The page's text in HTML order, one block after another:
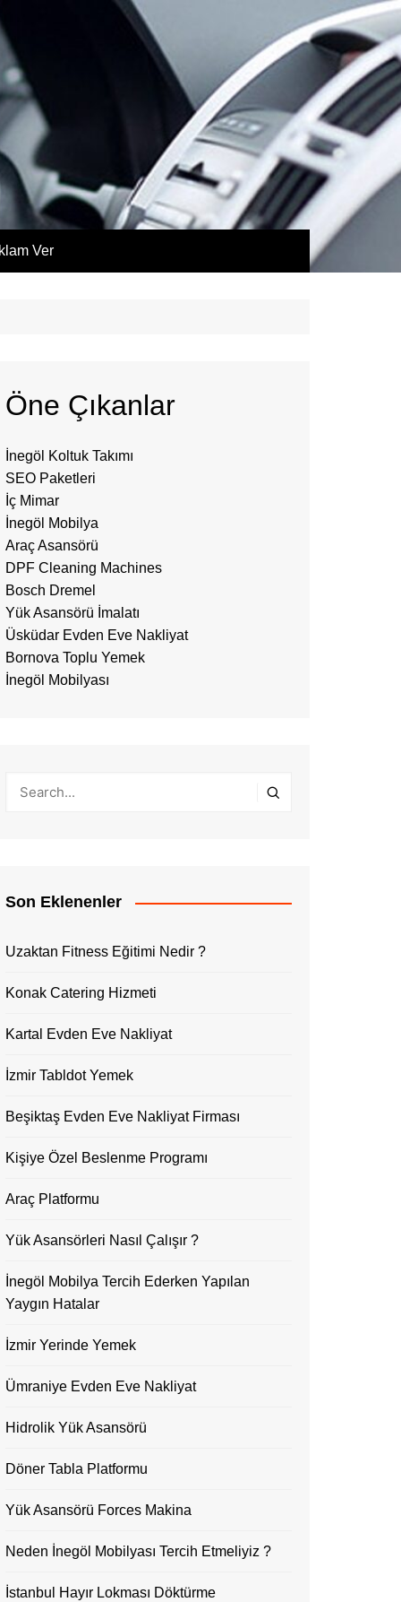
Ver
Öne Çıkanlar
İnegöl Koltuk Takımı
SEO Paketleri
İç Mimar
İnegöl Mobilya
Araç Asansörü
DPF Cleaning Machines
Bosch Dremel
Yük Asansörü İmalatı
Üsküdar Evden Eve Nakliyat
Bornova Toplu Yemek
İnegöl Mobilyası
Son Eklenenler
Uzaktan Fitness Eğitimi Nedir ?
Konak Catering Hizmeti
Kartal Evden Eve Nakliyat
İzmir Tabldot Yemek
Beşiktaş Evden Eve Nakliyat Firması
Kişiye Özel Beslenme Programı
Araç Platformu
Yük Asansörleri Nasıl Çalışır ?
İnegöl Mobilya Tercih Ederken Yapılan
Yaygın Hatalar
İzmir Yerinde Yemek
Ümraniye Evden Eve Nakliyat
Hidrolik Yük Asansörü
Döner Tabla Platformu
Yük Asansörü Forces Makina
Neden İnegöl Mobilyası Tercih Etmeliyiz ?
İstanbul Hayır Lokması Döktürme